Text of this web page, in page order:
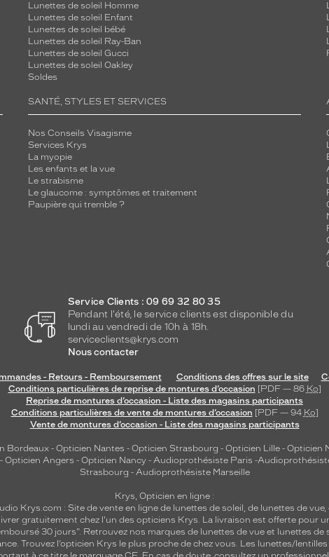
Lunettes de soleil Homme
Lunettes de soleil Enfant
Lunettes de soleil bébé
Lunettes de soleil Ray-Ban
Lunettes de soleil Gucci
Lunettes de soleil Oakley
Soldes
SANTÉ, STYLES ET SERVICES
Nos Conseils Visagisme
Services Krys
La myopie
Les enfants et la vue
Le strabisme
Le glaucome : symptômes et traitement
Paupière qui tremble ?
Service Clients : 09 69 32 80 35
Pendant l'été, le service clients est disponible du
lundi au vendredi de 10h à 18h.
serviceclients@krys.com
Nous contacter
- Retours - Remboursement Conditions des offres sur le site
Conditions particulières de reprise de montures d’occasion [PDF — 86 Ko]
Reprise de montures d’occasion - Liste des magasins participants
Conditions particulières de vente de montures d’occasion [PDF — 94 Ko]
Vente de montures d’occasion - Liste des magasins participants
Bordeaux - Opticien Nantes - Opticien Strasbourg - Opticien Lille - Opticien
- Opticien Angers - Opticien Nancy - Audioprothésiste Paris -
Strasbourg - Audioprothésiste Marseille
Krys, Opticien en ligne :
Krys.com : Site de vente en ligne de lunettes de soleil, de lunettes de vue,
gratuitement chez l'un des opticiens Krys. La livraison est offerte pour
30 jours". Retrouvez nos marques de lunettes de vue et lunettes de
Trouvez l’opticien Krys le plus proche de chez vous. Les lunettes/